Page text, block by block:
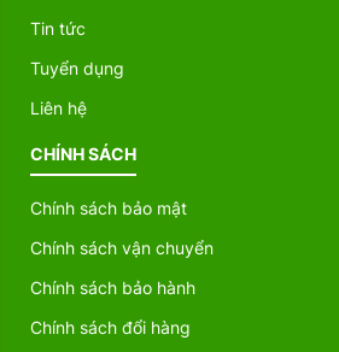
Tin tức
Tuyển dụng
Liên hệ
CHÍNH SÁCH
Chính sách bảo mật
Chính sách vận chuyển
Chính sách bảo hành
Chính sách đổi hàng